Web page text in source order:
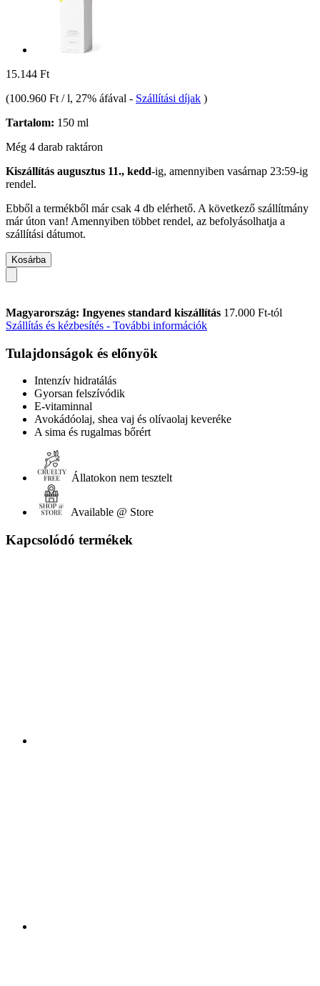
15.144 Ft
(100.960 Ft / l, 27% áfával - Szállítási díjak )
Tartalom: 150 ml
Még 4 darab raktáron
Kiszállítás augusztus 11., kedd-ig, amennyiben vasárnap 23:59-ig
rendel.
Ebből a termékből már csak 4 db elérhető. A következő szállítmány
már úton van! Amennyiben többet rendel, az befolyásolhatja a
szállítási dátumot.
Kosárba
Magyarország: Ingyenes standard kiszállítás 17.000 Ft-tól
Szállítás és kézbesítés - További információk
Tulajdonságok és előnyök
Intenzív hidratálás
Gyorsan felszívódik
E-vitaminnal
Avokádóolaj, shea vaj és olívaolaj keveréke
A sima és rugalmas bőrért
Állatokon nem tesztelt
Available @ Store
Kapcsolódó termékek